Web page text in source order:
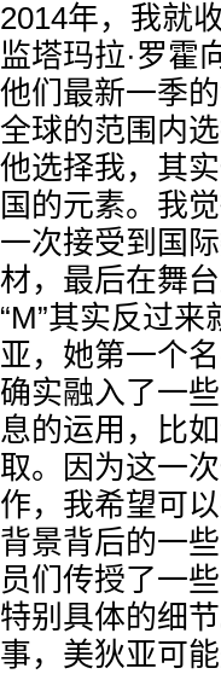
2014年，我就
监塔玛拉·罗霍
他们最新一季
全球的范围内
他选择我，其
国的元素。我
一次接受到国
材，最后在舞
“M”其实反过
亚，她第一个
确实融入了一
息的运用，比
取。因为这一
作，我希望可
背景背后的一
员们传授了一
特别具体的细
事，美狄亚可